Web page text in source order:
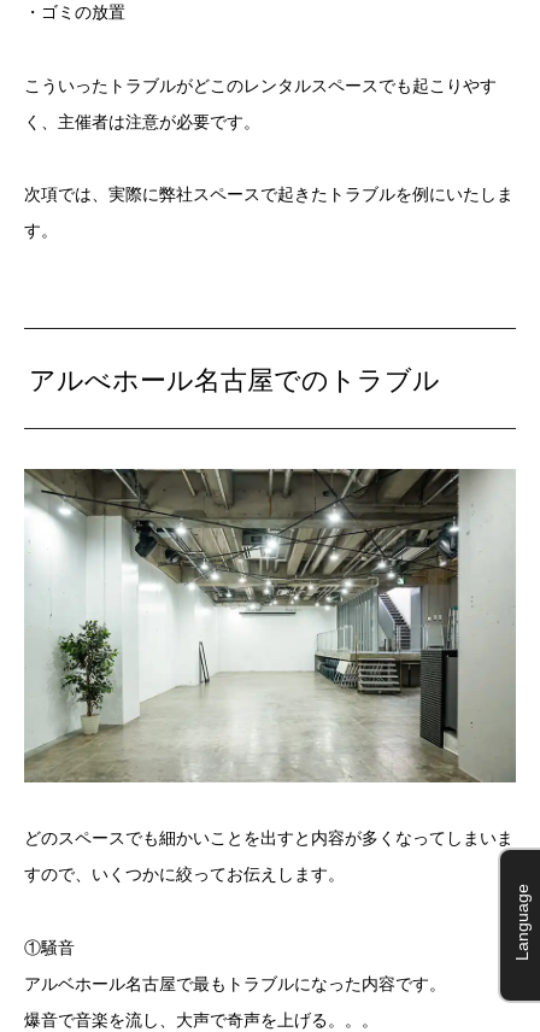
・ゴミの放置
こういったトラブルがどこのレンタルスペースでも起こりやす
く、主催者は注意が必要です。
次項では、実際に弊社スペースで起きたトラブルを例にいたしま
す。
アルべホール名古屋でのトラブル
どのスペースでも細かいことを出すと内容が多くなってしまいま
すので、いくつかに絞ってお伝えします。
①騒音
アルベホール名古屋で最もトラブルになった内容です。
爆音で音楽を流し、大声で奇声を上げる。。。
Language